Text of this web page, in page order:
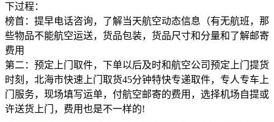
下过程：
榜首：提早电话咨询，了解当天航空动态信息（有无航班，那
些物品不能航空运送，货品包装，货品尺寸和分量和了解邮寄
费用
第二：预定上门取件，下单以后及时和航空公司预定上门提货
时刻，北海市快速上门取货45分钟特快专递取件，专人专车上
门服务，现场填写运单，付航空邮寄的费用，选择机场自提或
许送货上门，费用也是不一样的!